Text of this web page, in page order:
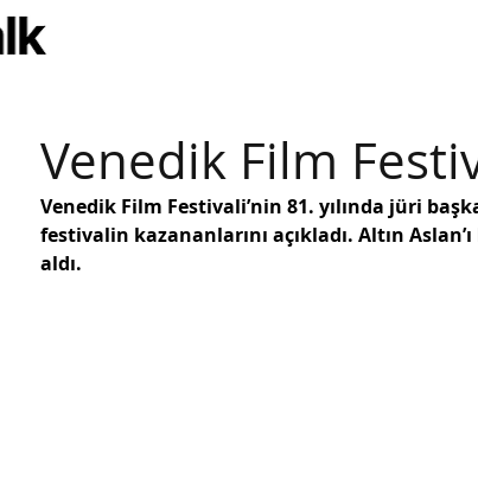
Venedik Film
Venedik Film Festivali’nin 81. yılında jüri
festivalin kazananlarını açıkladı. Altın
aldı.